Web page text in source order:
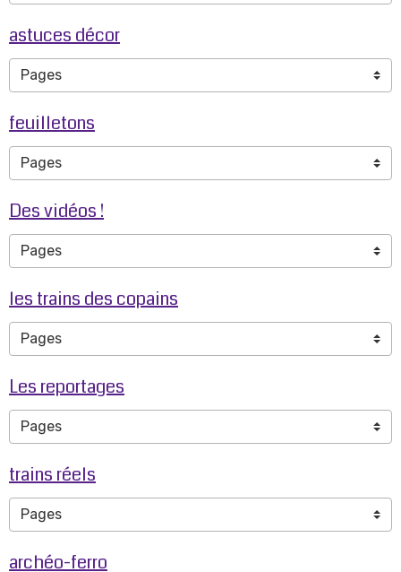
astuces décor
feuilletons
Des vidéos !
les trains des copains
Les reportages
trains réels
archéo-ferro